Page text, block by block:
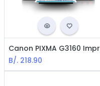
B/. 218.90